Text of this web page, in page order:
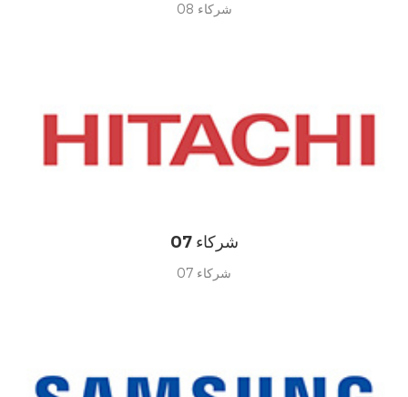
شركاء 08
شركاء 07
شركاء 07